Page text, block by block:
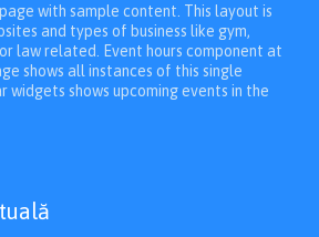
with sample content. This layout is
and types of business like gym,
law related. Event hours component at
shows all instances of this single
widgets shows upcoming events in the